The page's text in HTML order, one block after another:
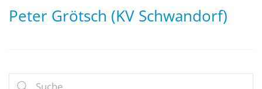
Peter Grötsch (KV Schwandorf)